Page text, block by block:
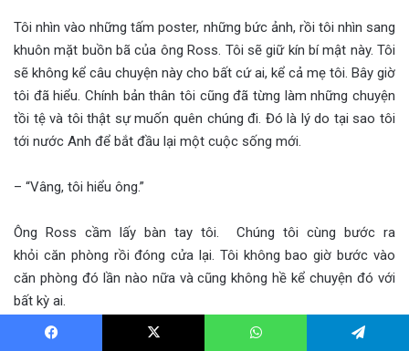
Tôi nhìn vào những tấm poster, những bức ảnh, rồi tôi nhìn sang
khuôn mặt buồn bã của ông Ross. Tôi sẽ giữ kín bí mật này. Tôi
sẽ không kể câu chuyện này cho bất cứ ai, kể cả mẹ tôi. Bây giờ
tôi đã hiểu. Chính bản thân tôi cũng đã từng làm những chuyện
tồi tệ và tôi thật sự muốn quên chúng đi. Đó là lý do tại sao tôi
tới nước Anh để bắt đầu lại một cuộc sống mới.
– “Vâng, tôi hiểu ông.”
Ông Ross cầm lấy bàn tay tôi. Chúng tôi cùng bước ra
khỏi căn phòng rồi đóng cửa lại. Tôi không bao giờ bước vào
căn phòng đó lần nào nữa và cũng không hề kể chuyện đó với
bất kỳ ai.